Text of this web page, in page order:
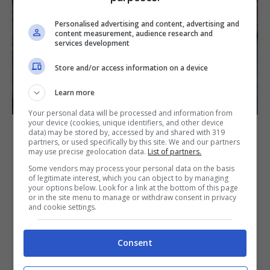
Foto Shutterstock | Visionsi
CREMA DI ASPARAGI E GAMBERI
PASTA CON SUGO DI GAMBERI
ROSATO
PACCHERI CON GAMBERI E
Personalised advertising and content, advertising and
content measurement, audience research and
services development
Store and/or access information on a device
Learn more
Your personal data will be processed and information from
your device (cookies, unique identifiers, and other device
data) may be stored by, accessed by and shared with 319
partners, or used specifically by this site. We and our partners
may use precise geolocation data. List of partners.
Some vendors may process your personal data on the basis
of legitimate interest, which you can object to by managing
your options below. Look for a link at the bottom of this page
or in the site menu to manage or withdraw consent in privacy
and cookie settings.
Consent